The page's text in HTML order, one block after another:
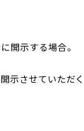
開示する場合。
示させていただく